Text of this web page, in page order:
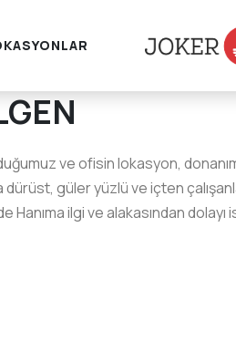
ve ofisin lokasyon,
dürüst, güler yüzlü ve içten
Hanıma ilgi ve alakasından